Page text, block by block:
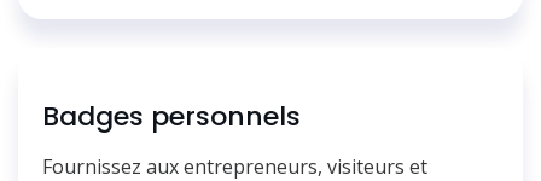
Badges personnels
Fournissez aux entrepreneurs, visiteurs et